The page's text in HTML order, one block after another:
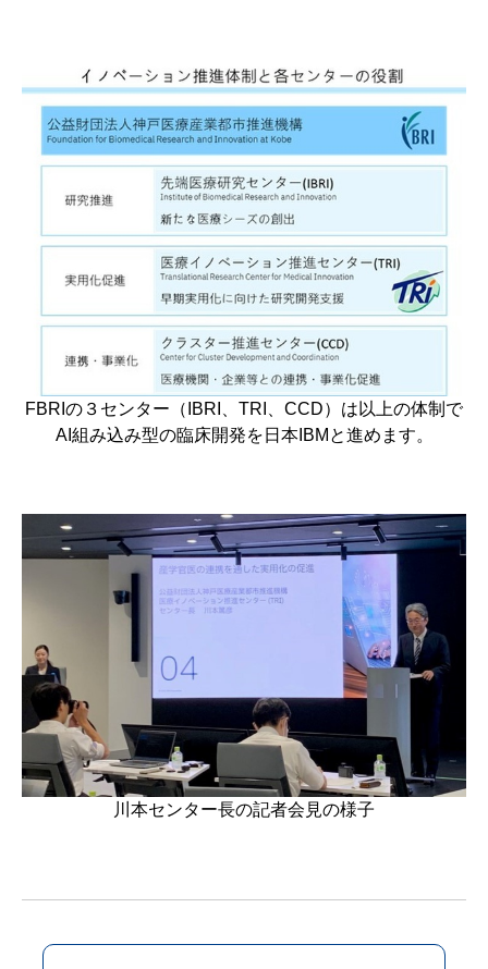
FBRIの３センター（IBRI、TRI、CCD）は以上の体制で
AI組み込み型の臨床開発を日本IBMと進めます。
川本センター長の記者会見の様子